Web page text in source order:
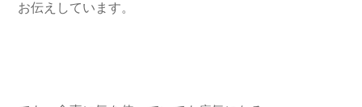
お伝えしています。